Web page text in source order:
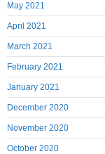
May 2021
April 2021
March 2021
February 2021
January 2021
December 2020
November 2020
October 2020